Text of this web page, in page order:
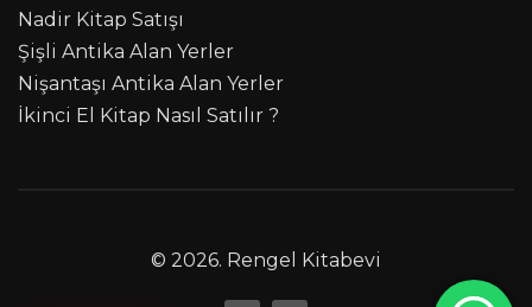
Nadir Kitap Satışı
Şişli Antika Alan Yerler
Nişantaşı Antika Alan Yerler
İkinci El Kitap Nasıl Satılır ?
© 2026. Rengel Kitabevi